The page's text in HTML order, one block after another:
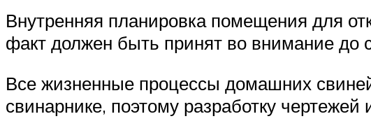
Внутренняя планировка помещения для
факт должен быть принят во внимание до
Все жизненные процессы домашних
свинарнике, поэтому разработку